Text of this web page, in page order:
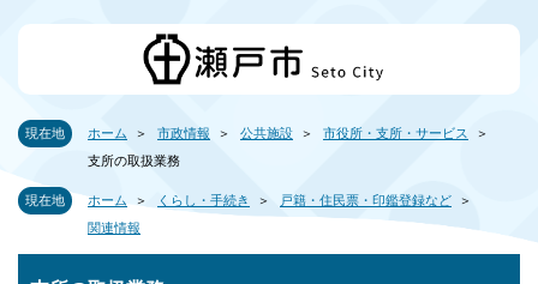
現在地 ホーム 市政情報 公共施設
市役所・支所・サービス
支所の取扱業務
現在地 ホーム くらし・手続き
戸籍・住民票・印鑑登録など
関連情報